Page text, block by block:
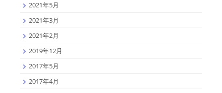
2021年5月
2021年3月
2021年2月
2019年12月
2017年5月
2017年4月